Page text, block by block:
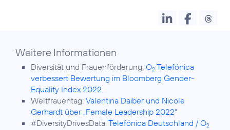
Weitere Informationen
Diversität und Frauenförderung: O2 Telefónica
verbessert Bewertung im Bloomberg Gender-
Equality Index 2022
Weltfrauentag: Valentina Daiber und Nicole
Gerhardt über „Female Leadership 2022“
#DiversityDrivesData:Telefónica Deutschland / O2